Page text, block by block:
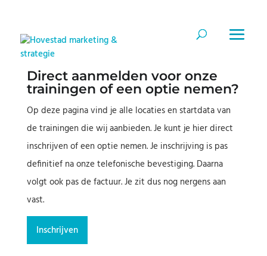
Direct aanmelden voor onze
trainingen of een optie nemen?
Op deze pagina vind je alle locaties en startdata van
de trainingen die wij aanbieden. Je kunt je hier direct
inschrijven of een optie nemen. Je inschrijving is pas
definitief na onze telefonische bevestiging. Daarna
volgt ook pas de factuur. Je zit dus nog nergens aan
vast.
Inschrijven